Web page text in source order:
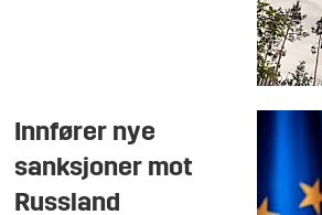
Innfører nye
sanksjoner mot
Russland